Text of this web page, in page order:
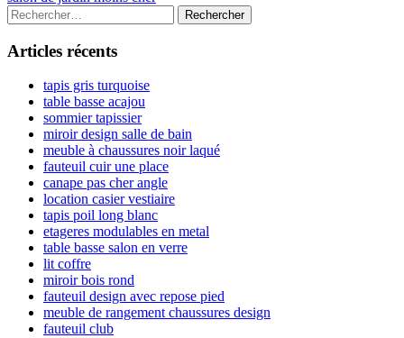
de
l’article
article:
Colonne
latérale
principale
Rechercher :
Articles récents
tapis gris turquoise
table basse acajou
sommier tapissier
miroir design salle de bain
meuble à chaussures noir laqué
fauteuil cuir une place
canape pas cher angle
location casier vestiaire
tapis poil long blanc
etageres modulables en metal
table basse salon en verre
lit coffre
miroir bois rond
fauteuil design avec repose pied
meuble de rangement chaussures design
fauteuil club